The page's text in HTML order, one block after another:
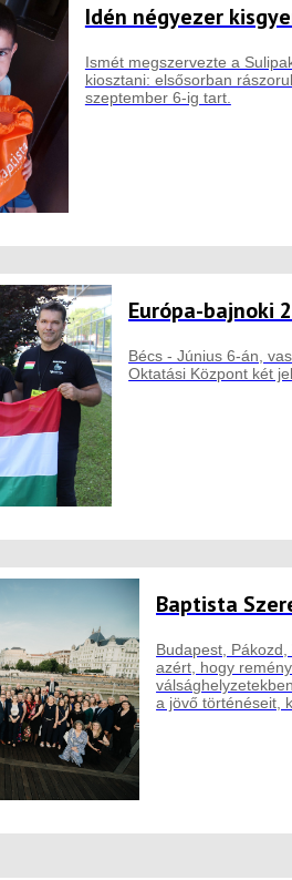
Idén négyezer
Ismét megszervezte a
kiosztani: elsősorban
szeptember 6-ig tart.
Európa-bajnoki
Bécs - Június 6-án,
Oktatási Központ két
Baptista
Budapest,
azért, hogy
a jövő történéseit,